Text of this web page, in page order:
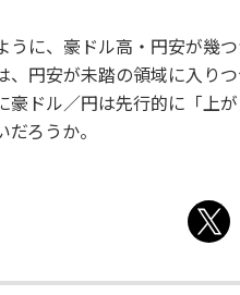
うに、豪ドル高・円安が幾
、円安が未踏の領域に入り
豪ドル／円は先行的に「上
ろうか。